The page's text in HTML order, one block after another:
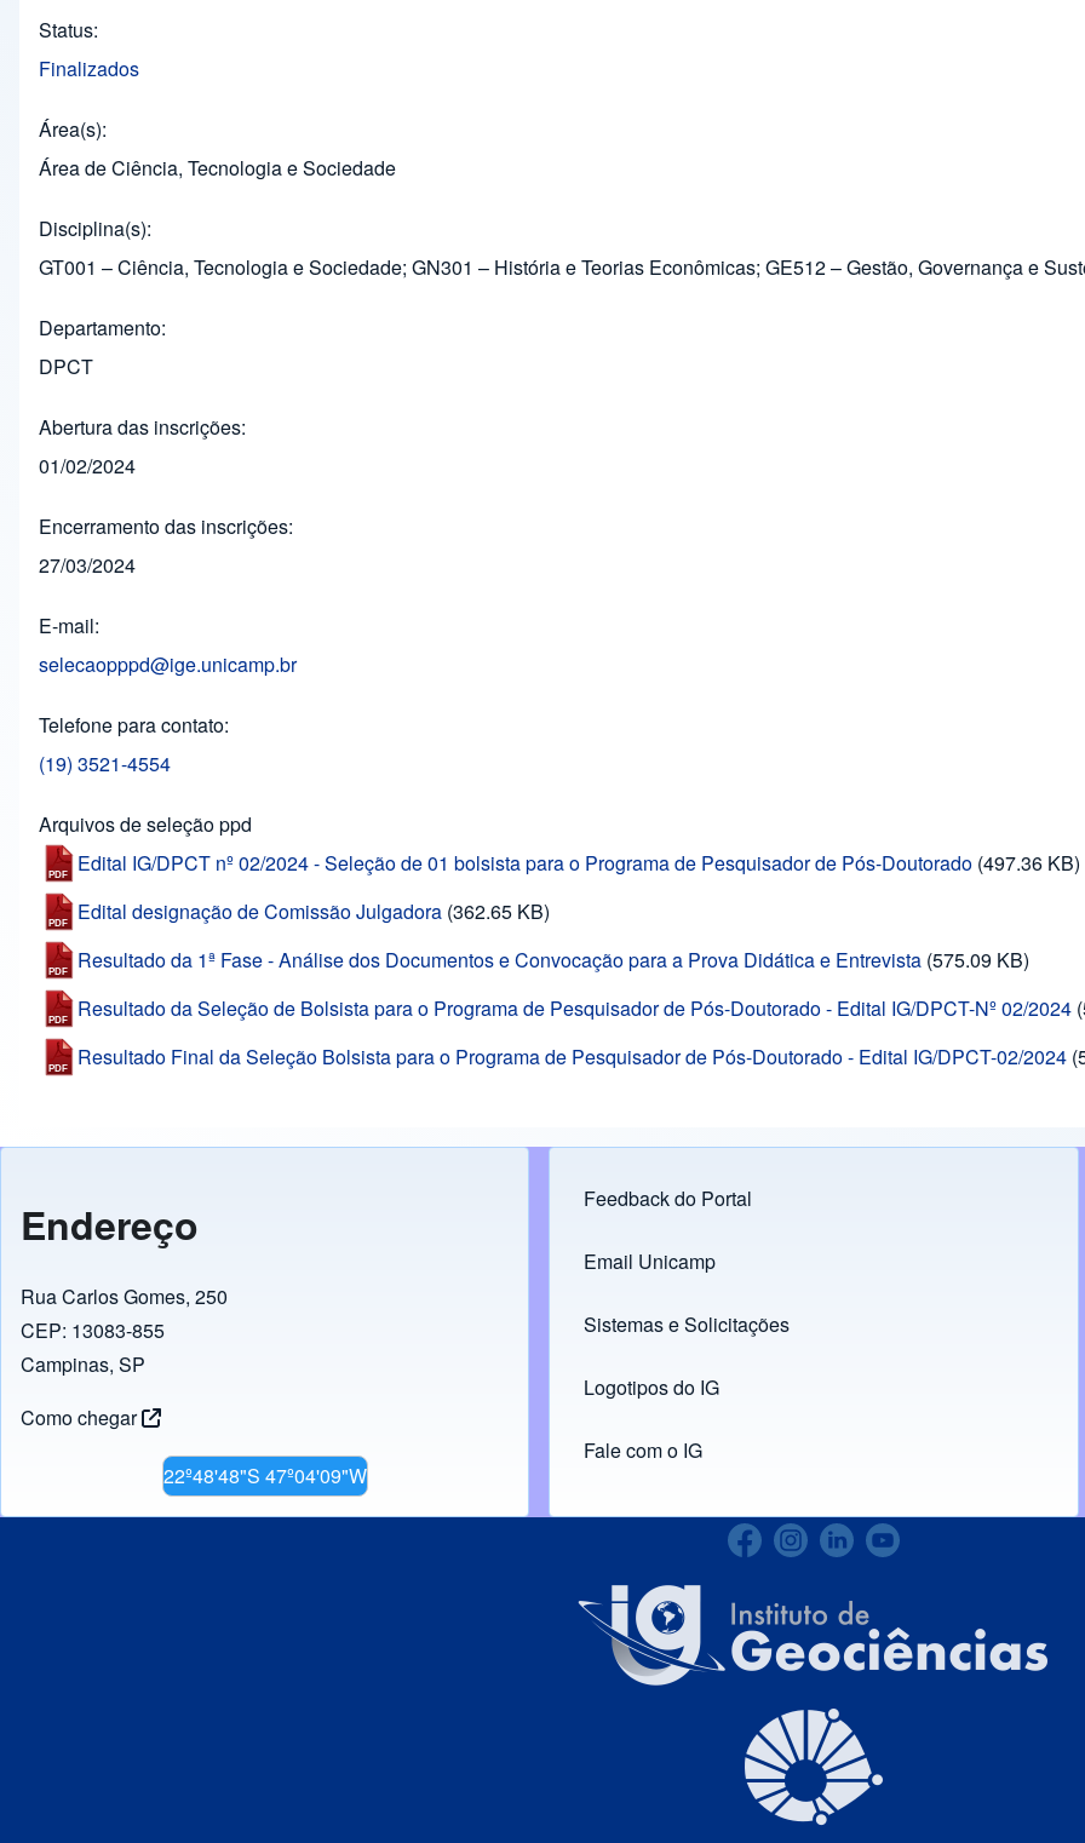
Status
Finalizados
Área(s)
Área de Ciência, Tecnologia e Sociedade
Disciplina(s)
GT001 – Ciência, Tecnologia e Sociedade; GN301 – História e Teorias Econômicas; GE512 – Gestão, Governança e
Departamento
DPCT
Abertura das inscrições
01/02/2024
Encerramento das inscrições
27/03/2024
E-mail
selecaopppd@ige.unicamp.br
Telefone para contato
(19) 3521-4554
Arquivos de seleção ppd
Edital IG/DPCT nº 02/2024 - Seleção de 01 bolsista para o Programa de Pesquisador de Pós-Doutorado (497.36 KB)
Edital designação de Comissão Julgadora (362.65 KB)
Resultado da 1ª Fase - Análise dos Documentos e Convocação para a Prova Didática e Entrevista (575.09 KB)
Resultado da Seleção de Bolsista para o Programa de Pesquisador de Pós-Doutorado - Edital IG/DPCT-Nº 02/2024
Resultado Final da Seleção Bolsista para o Programa de Pesquisador de Pós-Doutorado - Edital IG/DPCT-02/2024
Endereço
Rua Carlos Gomes, 250
CEP: 13083-855
Campinas, SP
Como chegar
22º48'48"S 47º04'09"W
Footer menu
Feedback do Portal
Links
Email Unicamp
(opens in new tab)
Sistemas e Solicitações
(opens in new tab)
Logotipos do IG
(opens in new tab)
Fale com o IG